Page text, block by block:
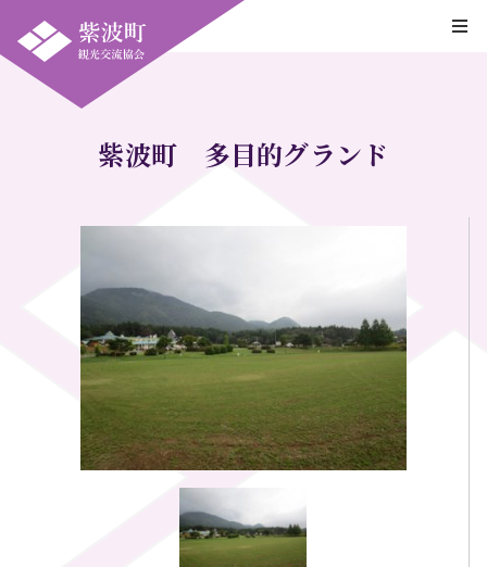
紫波町 多目的グランド